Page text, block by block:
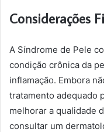
Considerações
A Síndrome de Pele
condição crônica da
inflamação. Embora
tratamento adequado
melhorar a qualidade
consultar um